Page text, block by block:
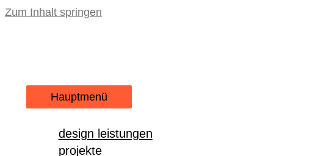
Zum Inhalt springen
Hauptmenü
design leistungen
projekte